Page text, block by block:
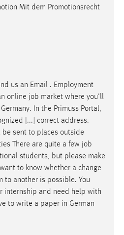
Mit dem Promotionsrecht
us an Email . Employment
online job market where you'll
In the Primuss Portal,
[...] correct address.
sent to places outside
There are quite a few job
students, but please make
to know whether a change
to another is possible. You
internship and need help with
to write a paper in German
und Social Media
können, werden von diesen
gesetzt.